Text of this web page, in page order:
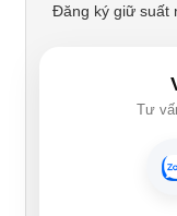
Đăng ký giữ suất
Tư